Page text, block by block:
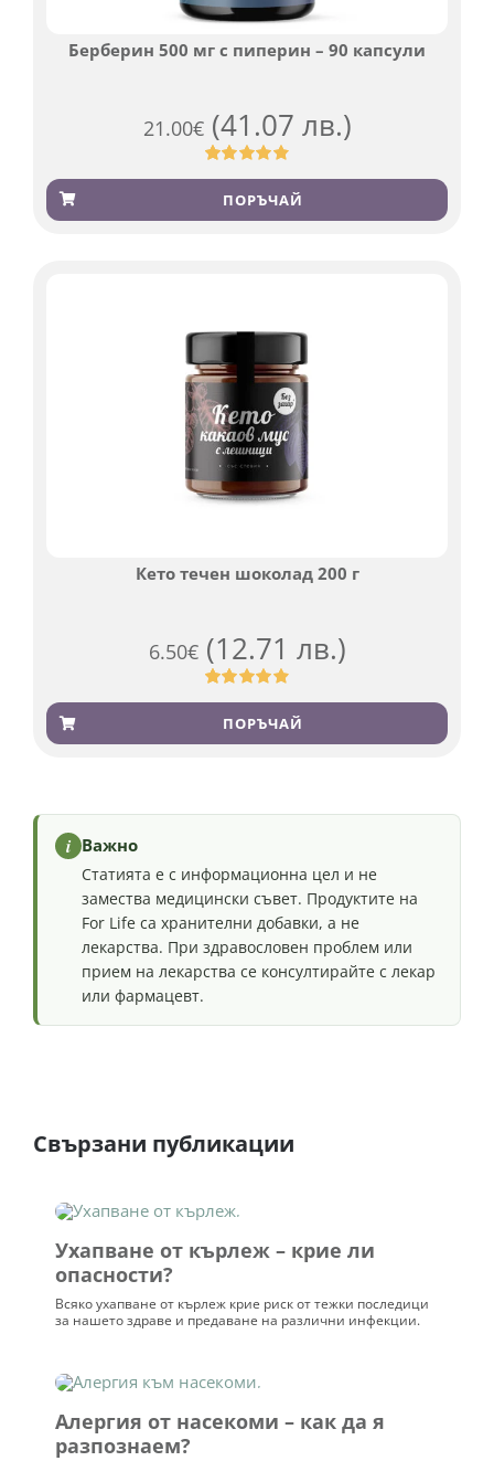
Берберин 500 мг с пиперин – 90 капсули
21.00€ (41.07 лв.)
Оценен
4.84 от 5,
базирано
369
ПОРЪЧАЙ
Кето течен шоколад 200 г
6.50€ (12.71 лв.)
Оценен
4.91 от 5,
501
ПОРЪЧАЙ
i Важно
Статията е с информационна цел и не
замества медицински съвет. Продуктите на
For Life са хранителни добавки, а не
лекарства. При здравословен проблем или
прием на лекарства се консултирайте с лекар
или фармацевт.
Свързани публикации
Ухапване от кърлеж – крие ли
опасности?
Всяко ухапване от кърлеж крие риск от тежки последици
за нашето здраве и предаване на различни инфекции.
Алергия от насекоми – как да я
разпознаем?